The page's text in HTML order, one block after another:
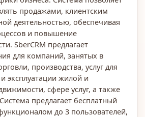
продажами, клиентским
деятельностью, обеспечивая
и повышение
SberCRM предлагает
для компаний, занятых в
производства, услуг для
эксплуатации жилой и
сфере услуг, а также
предлагает бесплатный
до 3 пользователей,